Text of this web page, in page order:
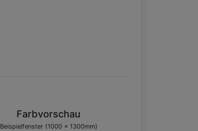
Farbvorschau
Beispielfenster (1000 x 1300mm)